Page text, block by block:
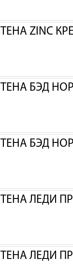
ТЕНА ZINC
ТЕНА БЭД
ТЕНА БЭД
ТЕНА ЛЕДИ
ТЕНА ЛЕДИ